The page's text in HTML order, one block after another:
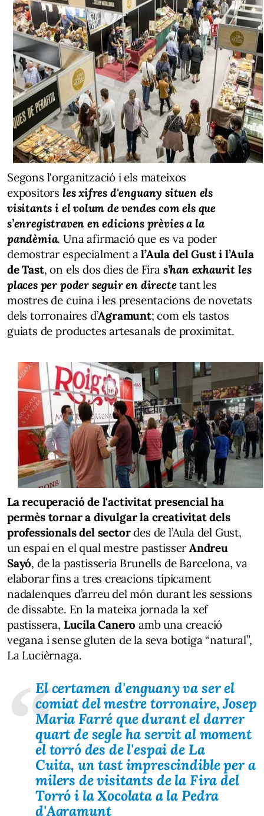
Segons l'organització i els mateixos
expositors les xifres d'enguany situen els
visitants i el volum de vendes com els que
s’enregistraven en edicions prèvies a la
pandèmia. Una afirmació que es va poder
demostrar especialment al’Aula del Gust i l’Aula
de Tast, on els dos dies de Fira s’han exhaurit les
places per poder seguir en directetant les
mostres de cuina i les presentacions de novetats
dels torronaires d’Agramunt; com els tastos
guiats de productes artesanals de proximitat.
La recuperació de l'activitat presencial ha
permès tornar a divulgar la creativitat dels
professionals del sectordes de l’Aula del Gust,
un espai en el qual mestre pastisser Andreu
Sayó, de la pastisseria Brunells de Barcelona, va
elaborar fins a tres creacions típicament
nadalenques d’arreu del món durant les sessions
de dissabte. En la mateixa jornada la xef
pastissera, Lucila Canero amb una creació
vegana i sense gluten de la seva botiga “natural”,
La Lucièrnaga.
El certamen d'enguany va ser el
comiat del mestre torronaire, Josep
Maria Farré que durant el darrer
quart de segle ha servit al moment
el torró des de l'espai de La
Cuita, un tast imprescindible per a
milers de visitants de la Fira del
Torró i la Xocolata a la Pedra
d'Agramunt